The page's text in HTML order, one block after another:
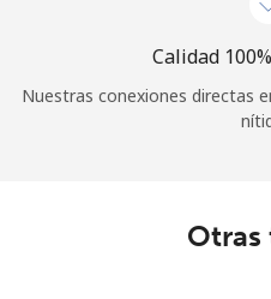
Calidad
Nuestras conexiones directas
Otras